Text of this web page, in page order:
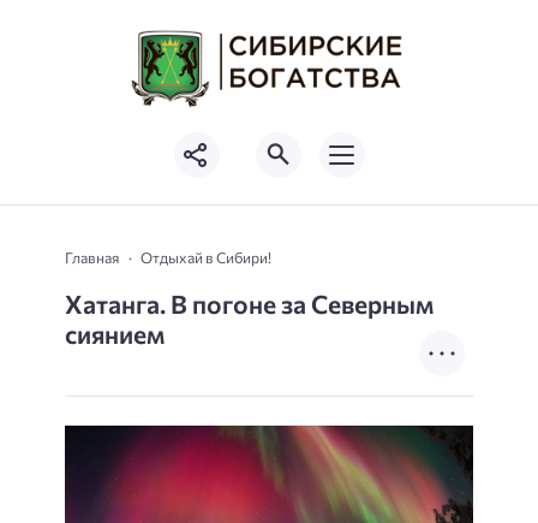
Главная Отдыхай в Сибири!
Хатанга. В погоне за Северным
сиянием